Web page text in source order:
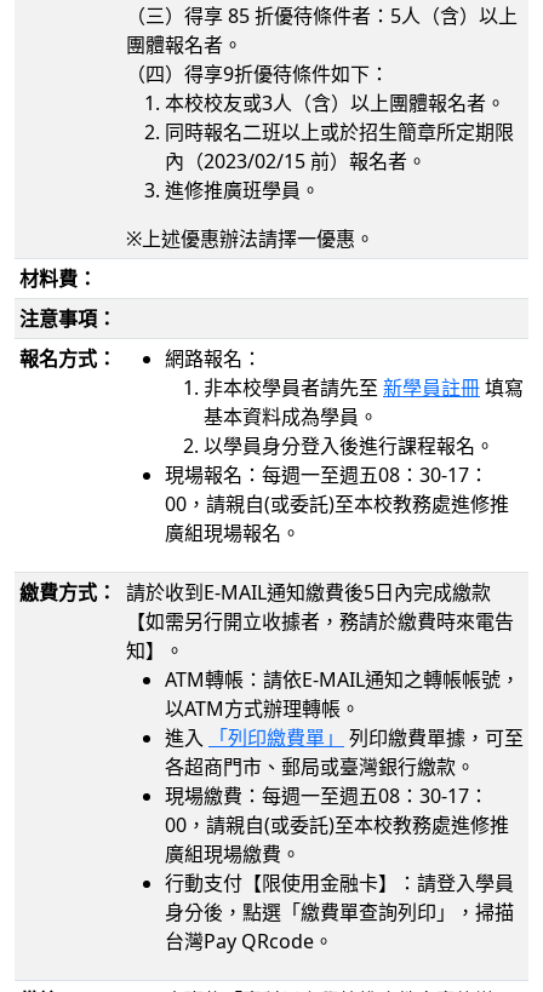
（三）得享 85 折優待條件者：5人（含）以上
團體報名者。
（四）得享9折優待條件如下：
本校校友或3人（含）以上團體報名者。
同時報名二班以上或於招生簡章所定期限
內（2023/02/15前）報名者。
進修推廣班學員。
※上述優惠辦法請擇一優惠。
材料費：
注意事項：
報名方式：
網路報名：
非本校學員者請先至 新學員註冊填寫
基本資料成為學員。
以學員身分登入後進行課程報名。
現場報名：每週一至週五08：30-17：
00，請親自(或委託)至本校教務處進修推
廣組現場報名。
繳費方式：
請於收到E-MAIL通知繳費後5日內完成繳款
【如需另行開立收據者，務請於繳費時來電告
知】。
ATM轉帳：請依E-MAIL通知之轉帳帳號，
以ATM方式辦理轉帳。
進入
「列印繳費單」
列印繳費單據，可至
各超商門市、郵局或臺灣銀行繳款。
現場繳費：每週一至週五08：30-17：
00，請親自(或委託)至本校教務處進修推
廣組現場繳費。
行動支付【限使用金融卡】：請登入學員
身分後，點選「繳費單查詢列印」，掃描
台灣Pay QRcode。